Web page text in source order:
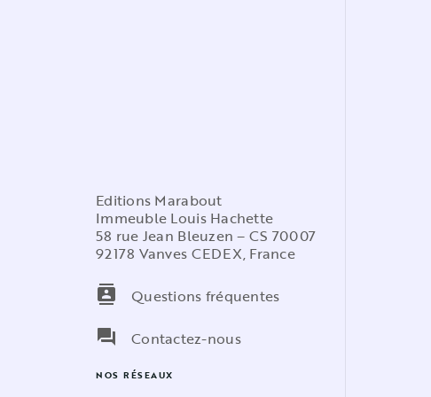
Editions Marabout
Immeuble Louis Hachette
58 rue Jean Bleuzen – CS 70007
92178 Vanves CEDEX, France
contacts
Questions fréquentes
question_answer
Contactez-nous
NOS RÉSEAUX